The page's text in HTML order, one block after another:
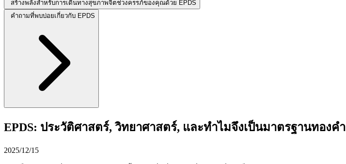
สร้างพลังสำหรับการเดินทางสุขภาพจิตช่วงครรภ์ของคุณด้วย EPDS
คำถามที่พบบ่อยเกี่ยวกับ EPDS
EPDS: ประวัติศาสตร์, วิทยาศาสตร์, และทำไมจึงเป็นมาตรฐานทองคำ
2025/12/15